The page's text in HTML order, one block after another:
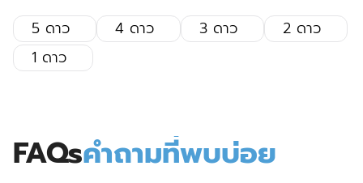
5 ดาว 4 ดาว 3 ดาว
2 ดาว
1 ดาว
FAQsคำถามที่พบบ่อย